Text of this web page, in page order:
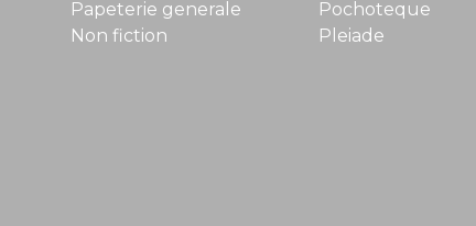
Papeterie generale
Non fiction
Pochoteque
Pleiade